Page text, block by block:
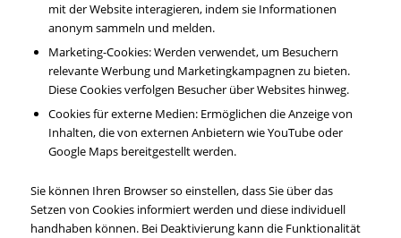
mit der Website interagieren, indem sie Informationen
anonym sammeln und melden.
Marketing-Cookies: Werden verwendet, um Besuchern
relevante Werbung und Marketingkampagnen zu bieten.
Diese Cookies verfolgen Besucher über Websites hinweg.
Cookies für externe Medien: Ermöglichen die Anzeige von
Inhalten, die von externen Anbietern wie YouTube oder
Google Maps bereitgestellt werden.
Sie können Ihren Browser so einstellen, dass Sie über das
Setzen von Cookies informiert werden und diese individuell
handhaben können. Bei Deaktivierung kann die Funktionalität